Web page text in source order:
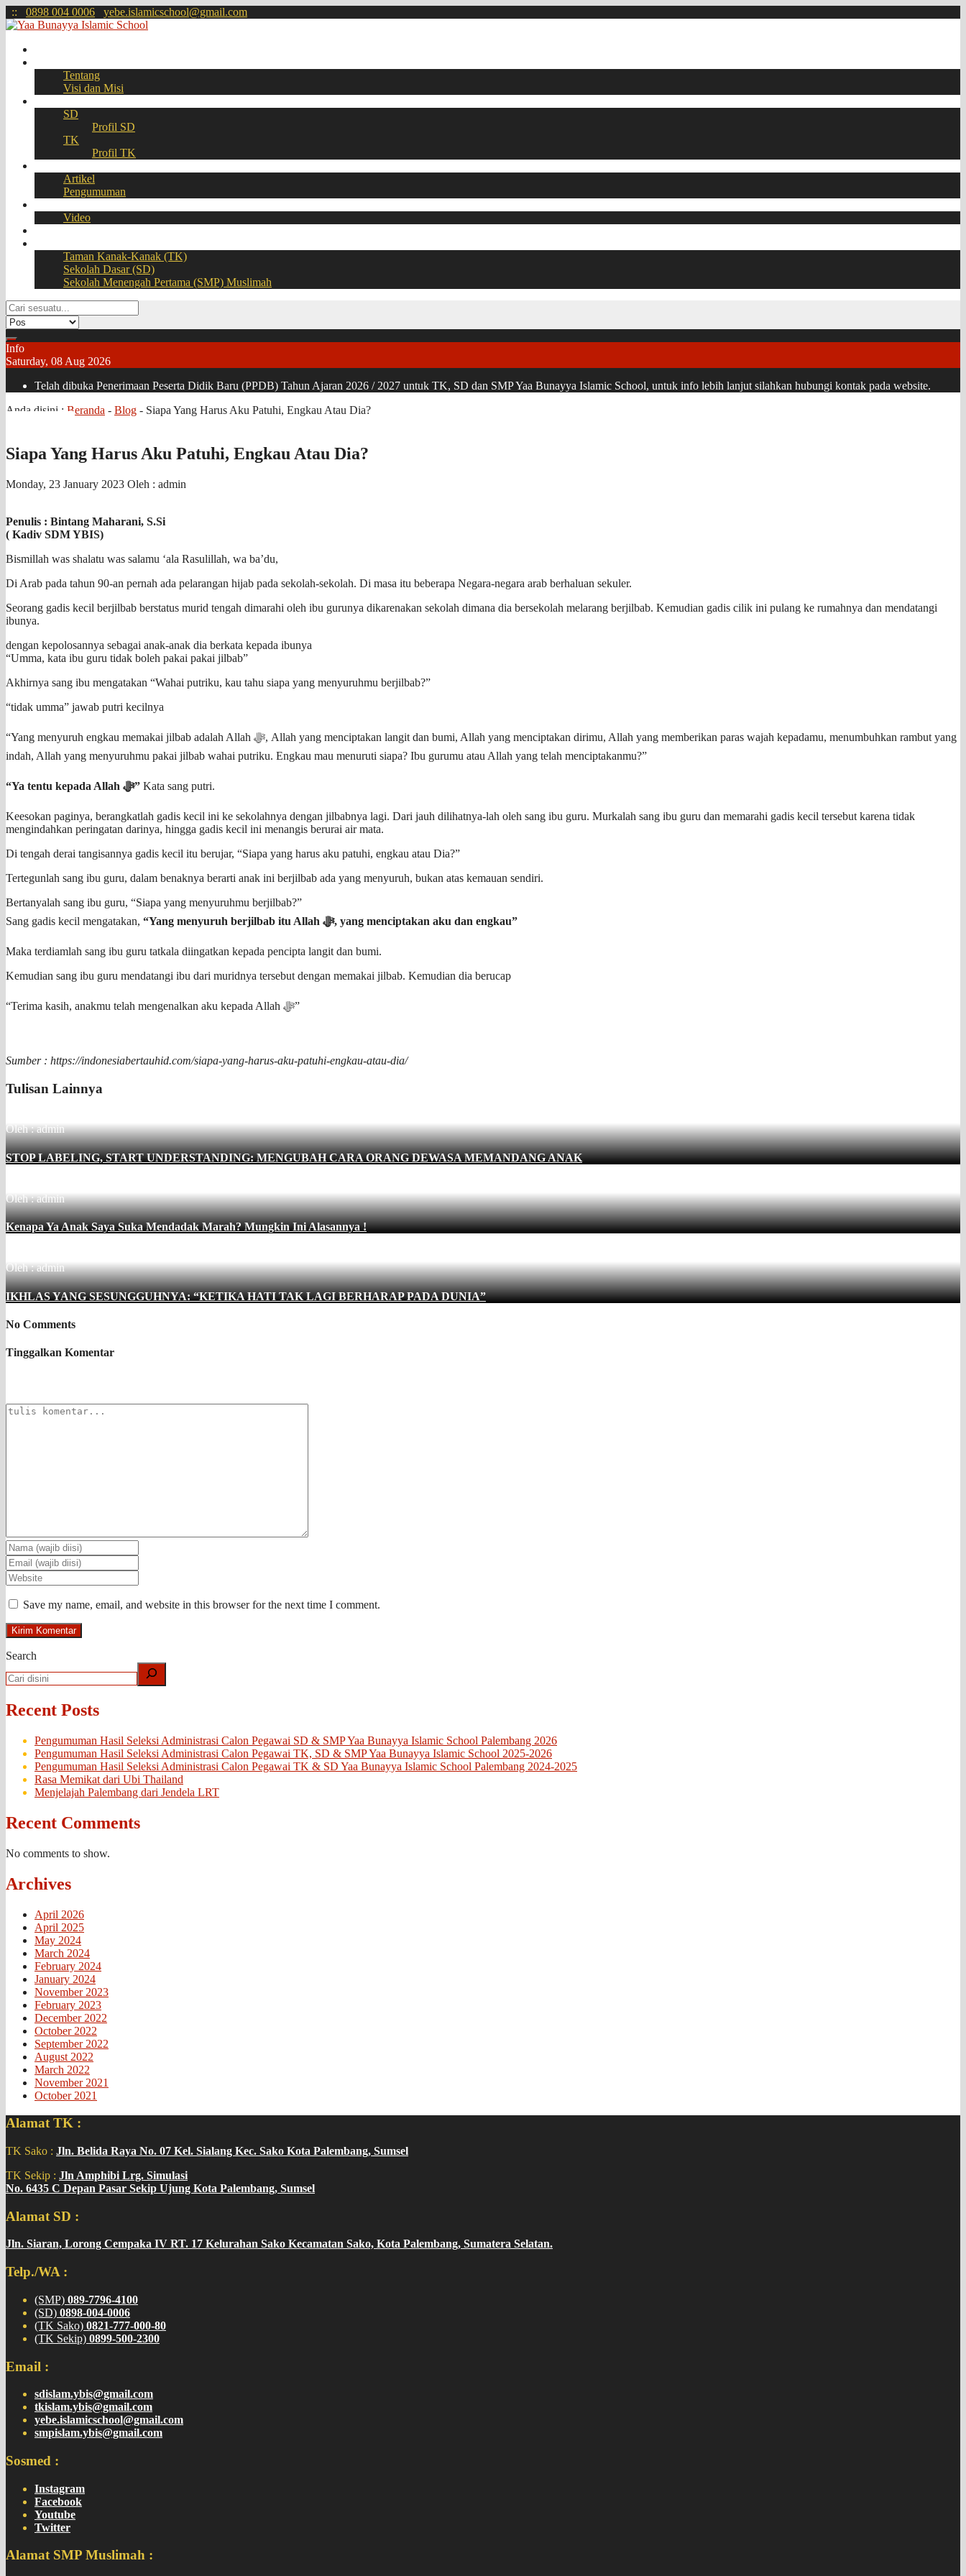
:: 0898 004 0006 yebe.islamicschool@gmail.com
Tentang
Visi dan Misi
SD
Profil SD
TK
Profil TK
Artikel
Pengumuman
Video
Taman Kanak-Kanak (TK)
Sekolah Dasar (SD)
Sekolah Menengah Pertama (SMP) Muslimah
Info
Saturday, 08 Aug 2026
Telah dibuka Penerimaan Peserta Didik Baru (PPDB) Tahun Ajaran 2026 / 2027 untuk TK, SD dan SMP Yaa Bunayya Islamic School, untuk info lebih lanjut silahkan hubungi kontak pada website.
Anda disini : Beranda - Blog - Siapa Yang Harus Aku Patuhi, Engkau Atau Dia?
Siapa Yang Harus Aku Patuhi, Engkau Atau Dia?
Monday, 23 January 2023 Oleh : admin
Penulis : Bintang Maharani, S.Si
( Kadiv SDM YBIS)
Bismillah was shalatu was salamu ‘ala Rasulillah, wa ba’du,
Di Arab pada tahun 90-an pernah ada pelarangan hijab pada sekolah-sekolah. Di masa itu beberapa Negara-negara arab berhaluan sekuler.
Seorang gadis kecil berjilbab berstatus murid tengah dimarahi oleh ibu gurunya dikarenakan sekolah dimana dia bersekolah melarang berjilbab. Kemudian gadis cilik ini pulang ke rumahnya dan mendatangi
ibunya.
dengan kepolosannya sebagai anak-anak dia berkata kepada ibunya
“Umma, kata ibu guru tidak boleh pakai pakai jilbab”
Akhirnya sang ibu mengatakan “Wahai putriku, kau tahu siapa yang menyuruhmu berjilbab?”
“tidak umma” jawab putri kecilnya
“Yang menyuruh engkau memakai jilbab adalah Allah ﷻ, Allah yang menciptakan langit dan bumi, Allah yang menciptakan dirimu, Allah yang memberikan paras wajah kepadamu, menumbuhkan rambut yang
indah, Allah yang menyuruhmu pakai jilbab wahai putriku. Engkau mau menuruti siapa? Ibu gurumu atau Allah yang telah menciptakanmu?”
“Ya tentu kepada Allah ﷻ” Kata sang putri.
Keesokan paginya, berangkatlah gadis kecil ini ke sekolahnya dengan jilbabnya lagi. Dari jauh dilihatnya-lah oleh sang ibu guru. Murkalah sang ibu guru dan memarahi gadis kecil tersebut karena tidak
mengindahkan peringatan darinya, hingga gadis kecil ini menangis berurai air mata.
Di tengah derai tangisannya gadis kecil itu berujar, “Siapa yang harus aku patuhi, engkau atau Dia?”
Tertegunlah sang ibu guru, dalam benaknya berarti anak ini berjilbab ada yang menyuruh, bukan atas kemauan sendiri.
Bertanyalah sang ibu guru, “Siapa yang menyuruhmu berjilbab?”
Sang gadis kecil mengatakan,
“Yang menyuruh berjilbab itu Allah ﷻ, yang menciptakan aku dan engkau”
Maka terdiamlah sang ibu guru tatkala diingatkan kepada pencipta langit dan bumi.
Kemudian sang ibu guru mendatangi ibu dari muridnya tersebut dengan memakai jilbab. Kemudian dia berucap
“Terima kasih, anakmu telah mengenalkan aku kepada Allah ﷻ”
Sumber : https://indonesiabertauhid.com/siapa-yang-harus-aku-patuhi-engkau-atau-dia/
Tulisan Lainnya
Oleh : admin
STOP LABELING, START UNDERSTANDING: MENGUBAH CARA ORANG DEWASA MEMANDANG ANAK
Oleh : admin
Kenapa Ya Anak Saya Suka Mendadak Marah? Mungkin Ini Alasannya !
Oleh : admin
IKHLAS YANG SESUNGGUHNYA: “KETIKA HATI TAK LAGI BERHARAP PADA DUNIA”
No Comments
Tinggalkan Komentar
Save my name, email, and website in this browser for the next time I comment.
Search
Recent Posts
Pengumuman Hasil Seleksi Administrasi Calon Pegawai SD & SMP Yaa Bunayya Islamic School Palembang 2026
Pengumuman Hasil Seleksi Administrasi Calon Pegawai TK, SD & SMP Yaa Bunayya Islamic School 2025-2026
Pengumuman Hasil Seleksi Administrasi Calon Pegawai TK & SD Yaa Bunayya Islamic School Palembang 2024-2025
Rasa Memikat dari Ubi Thailand
Menjelajah Palembang dari Jendela LRT
Recent Comments
No comments to show.
Archives
April 2026
April 2025
May 2024
March 2024
February 2024
January 2024
November 2023
February 2023
December 2022
October 2022
September 2022
August 2022
March 2022
November 2021
October 2021
Alamat TK :
TK Sako : Jln. Belida Raya No. 07 Kel. Sialang Kec. Sako Kota Palembang, Sumsel
TK Sekip : Jln Amphibi Lrg. Simulasi
No. 6435 C Depan Pasar Sekip Ujung Kota Palembang, Sumsel
Alamat SD :
Jln. Siaran, Lorong Cempaka IV RT. 17 Kelurahan Sako Kecamatan Sako, Kota Palembang, Sumatera Selatan.
Telp./WA :
(SMP) 089-7796-4100
(SD) 0898-004-0006
(TK Sako) 0821-777-000-80
(TK Sekip) 0899-500-2300
Email :
sdislam.ybis@gmail.com
tkislam.ybis@gmail.com
yebe.islamicschool@gmail.com
smpislam.ybis@gmail.com
Sosmed :
Instagram
Facebook
Youtube
Twitter
Alamat SMP Muslimah :